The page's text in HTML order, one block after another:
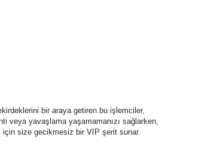
bir araya getiren bu işlemciler,
veya yavaşlama yaşamamanızı sağlarken,
için size gecikmesiz bir VIP şerit sunar.